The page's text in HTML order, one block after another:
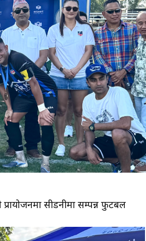
सीडनीमा सम्पन्न फुटबल